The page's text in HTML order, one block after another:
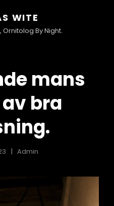
WITE
Ornitolog By Night.
mans
bra
Admin